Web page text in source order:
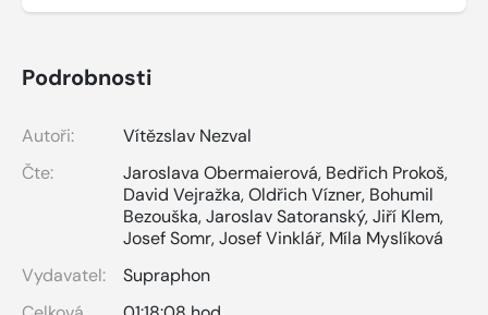
Podrobnosti
Autoři:
Vítězslav Nezval
Čte:
Jaroslava Obermaierová, Bedřich Prokoš,
David Vejražka,Oldřich Vízner, Bohumil
Bezouška,Jaroslav Satoranský,Jiří Klem,
Josef Somr,Josef Vinklář, Míla Myslíková
Vydavatel:
Supraphon